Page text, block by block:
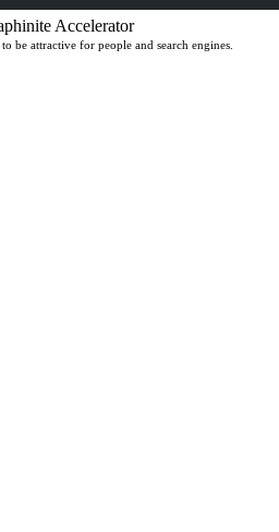
Accelerator
be attractive for people and search engines.